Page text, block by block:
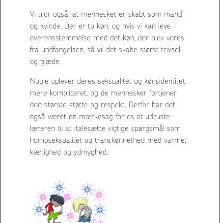
Vi tror også, at mennesket er skabt som mand
og kvinde. Der er to køn, og hvis vi kan leve i
overensstemmelse med det køn, der blev vores
fra undfangelsen, så vil det skabe størst trivsel
og glæde.
Nogle oplever deres seksualitet og kønsidentitet
mere kompliceret, og de mennesker fortjener
den største støtte og respekt. Derfor har det
også været en mærkesag for os at udruste
læreren til at italesætte vigtige spørgsmål som
homoseksualitet og transkønnethed med varme,
kærlighed og ydmyghed.